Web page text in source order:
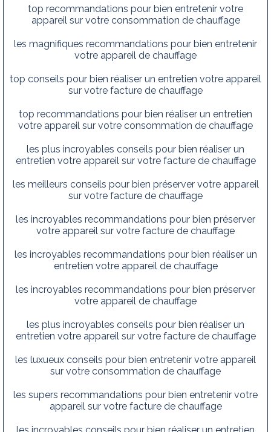
top recommandations pour bien entretenir votre
appareil sur votre consommation de chauffage
les magnifiques recommandations pour bien entretenir
votre appareil de chauffage
top conseils pour bien réaliser un entretien votre appareil
sur votre facture de chauffage
top recommandations pour bien réaliser un entretien
votre appareil sur votre consommation de chauffage
les plus incroyables conseils pour bien réaliser un
entretien votre appareil sur votre facture de chauffage
les meilleurs conseils pour bien préserver votre appareil
sur votre facture de chauffage
les incroyables recommandations pour bien préserver
votre appareil sur votre facture de chauffage
les incroyables recommandations pour bien réaliser un
entretien votre appareil de chauffage
les incroyables recommandations pour bien préserver
votre appareil de chauffage
les plus incroyables conseils pour bien réaliser un
entretien votre appareil sur votre facture de chauffage
les luxueux conseils pour bien entretenir votre appareil
sur votre consommation de chauffage
les supers recommandations pour bien entretenir votre
appareil sur votre facture de chauffage